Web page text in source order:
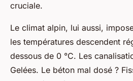
cruciale.
Le climat alpin, lui aussi,
les températures descendent
dessous de 0 °C. Les
Gelées. Le béton mal dosé ?